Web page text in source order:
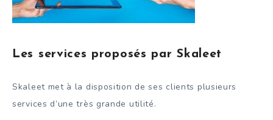
Les services proposés par Skaleet
Skaleet met à la disposition de ses clients plusieurs
services d’une très grande utilité.